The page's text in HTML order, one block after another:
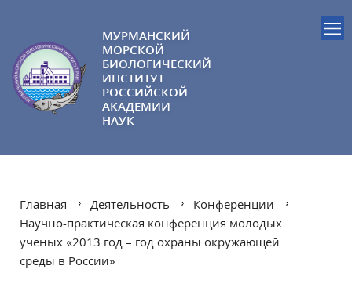
МУРМАНСКИЙ
МОРСКОЙ
БИОЛОГИЧЕСКИЙ
ИНСТИТУТ
РОССИЙСКОЙ
АКАДЕМИИ
НАУК
Главная Деятельность
Конференции
Научно-практическая конференция молодых
ученых «2013 год – год охраны окружающей
среды в России»